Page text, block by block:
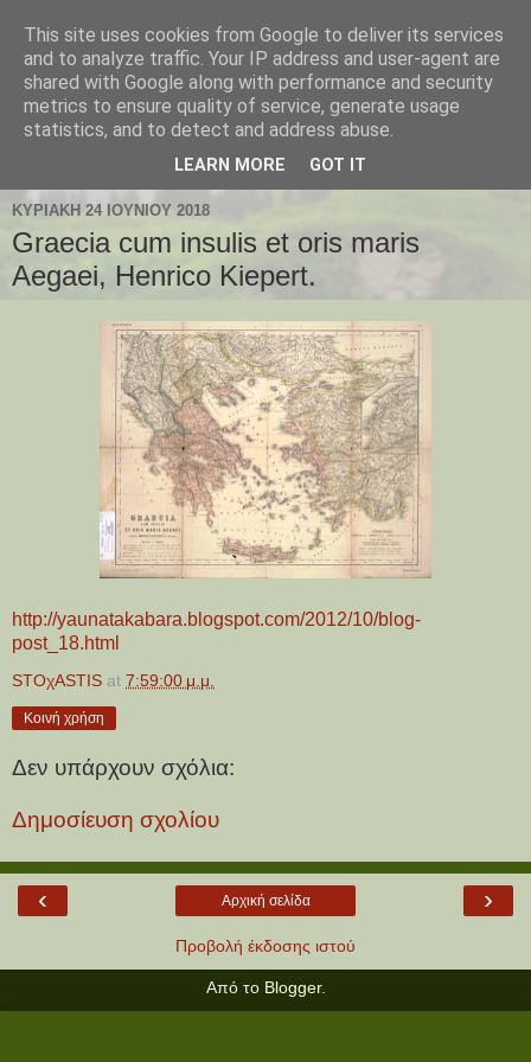
Παλαιοχώρι Χαλκιδικής
Palaiochori Chalkidiki - Paleochori (Chalkidiki) - Paleochóri
- Halkidiki Δήμος Αριστοτέλη, Κεντρική Μακεδονία, Ελλάδα
ΚΥΡΙΑΚΉ 24 ΙΟΥΝΊΟΥ 2018
Graecia cum insulis et oris maris
Aegaei, Henrico Kiepert.
http://yaunatakabara.blogspot.com/2012/10/blog-
post_18.html
STOχASTIS at 7:59:00 μ.μ.
Κοινή χρήση
Δεν υπάρχουν σχόλια:
Δημοσίευση σχολίου
‹ ›
Αρχική σελίδα
Προβολή έκδοσης ιστού
Από το Blogger.
This site uses cookies from Google to deliver its services
and to analyze traffic. Your IP address and user-agent are
shared with Google along with performance and security
metrics to ensure quality of service, generate usage
statistics, and to detect and address abuse.
LEARN MORE GOT IT